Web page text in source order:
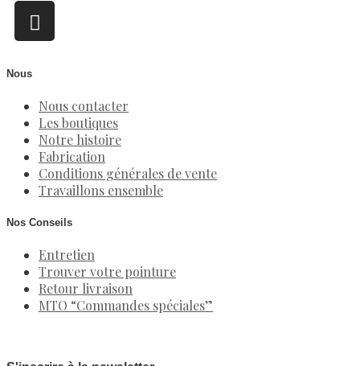
Nous
Nous contacter
Les boutiques
Notre histoire
Fabrication
Conditions générales de vente
Travaillons ensemble
Nos Conseils
Entretien
Trouver votre pointure
Retour livraison
MTO “Commandes spéciales”